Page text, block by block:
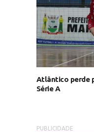
Atlântico perde
Série A
PUBLICIDADE